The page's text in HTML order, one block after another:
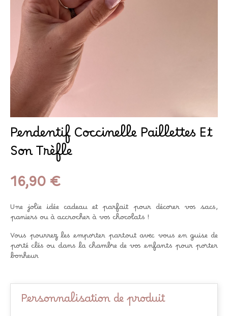
Pendentif Coccinelle Paillettes Et
Son Trèfle
16,90 €
Une jolie idée cadeau et parfait pour décorer vos sacs,
paniers ou à accrocher à vos chocolats !
Vous pourrez les emporter partout avec vous en guise de
porté clés ou dans la chambre de vos enfants pour porter
bonheur
Personnalisation de produit